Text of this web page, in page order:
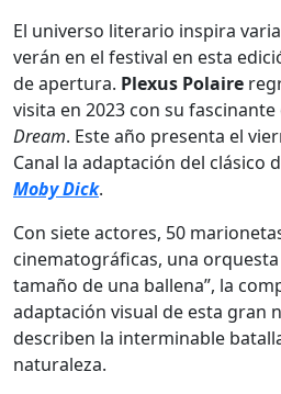
El universo literario inspira
verán en el festival en esta
de apertura. Plexus Polaire
visita en 2023 con su fascinante
Dream. Este año presenta el
Canal la adaptación del clásico
Moby Dick.
Con siete actores, 50
cinematográficas, una orquesta
tamaño de una ballena”, la
adaptación visual de esta gran
describen la interminable
naturaleza.